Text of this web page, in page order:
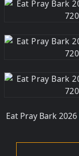
Eat Pray Bark 2026